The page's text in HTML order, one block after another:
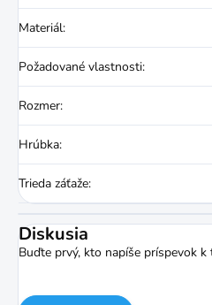
Materiál:
Požadované vlastnosti:
Rozmer:
Hrúbka:
Trieda záťaže:
Diskusia
Buďte prvý, kto napíše príspevok k